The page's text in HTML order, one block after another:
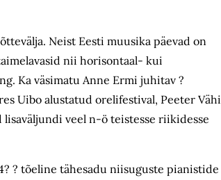
Neist Eesti muusika päevad on
nii horisontaal- kui
Ka väsimatu Anne Ermi juhitav ?
Uibo alustatud orelifestival, Peeter Vähi
veel n-ö teistesse riikidesse
? tõeline tähesadu niisuguste pianistide